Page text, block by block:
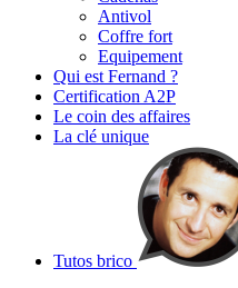
Antivol
Coffre fort
Equipement
Qui est Fernand ?
Certification A2P
Le coin des affaires
La clé unique
Tutos brico